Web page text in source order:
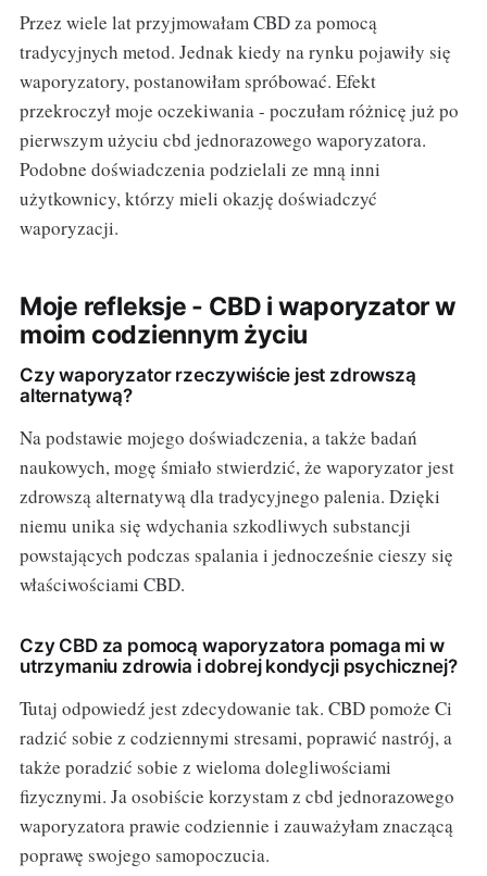
Przez wiele lat przyjmowałam CBD za pomocą
tradycyjnych metod. Jednak kiedy na rynku pojawiły się
waporyzatory, postanowiłam spróbować. Efekt
przekroczył moje oczekiwania - poczułam różnicę już po
pierwszym użyciu cbd jednorazowego waporyzatora.
Podobne doświadczenia podzielali ze mną inni
użytkownicy, którzy mieli okazję doświadczyć
waporyzacji.
Moje refleksje - CBD i waporyzator w
moim codziennym życiu
Czy waporyzator rzeczywiście jest zdrowszą
alternatywą?
Na podstawie mojego doświadczenia, a także badań
naukowych, mogę śmiało stwierdzić, że waporyzator jest
zdrowszą alternatywą dla tradycyjnego palenia. Dzięki
niemu unika się wdychania szkodliwych substancji
powstających podczas spalania i jednocześnie cieszy się
właściwościami CBD.
Czy CBD za pomocą waporyzatora pomaga mi w
utrzymaniu zdrowia i dobrej kondycji psychicznej?
Tutaj odpowiedź jest zdecydowanie tak. CBD pomoże Ci
radzić sobie z codziennymi stresami, poprawić nastrój, a
także poradzić sobie z wieloma dolegliwościami
fizycznymi. Ja osobiście korzystam z cbd jednorazowego
waporyzatora prawie codziennie i zauważyłam znaczącą
poprawę swojego samopoczucia.